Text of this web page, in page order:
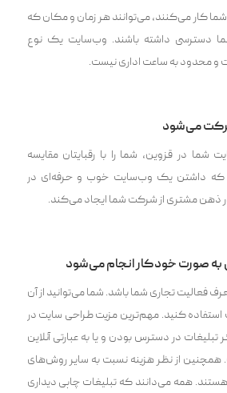
کار می‌کنند، می‌توانند هر زمان و مکان که
دسترسی داشته باشند. وب‌سایت یک نوع
شرکت می‌شود
شما در قزوین، شما را با رقبایتان مقایسه
داشتن یک وب‌سایت خوب و حرفه‌ای در
در ذهن مشتری از شرکت شما ایجاد می‌کند.
به صورت خودکار انجام می‌شود
فعالیت تجاری شما باشد. شما می‌توانید از آن
استفاده کنید. مهم‌ترین مزیت طراحی سایت در
در دسترس بودن و یا به عبارتی آنلاین
از نظر هزینه نسبت به سایر روش‌های
همه می‌دانند که تبلیغات چاپی دیداری